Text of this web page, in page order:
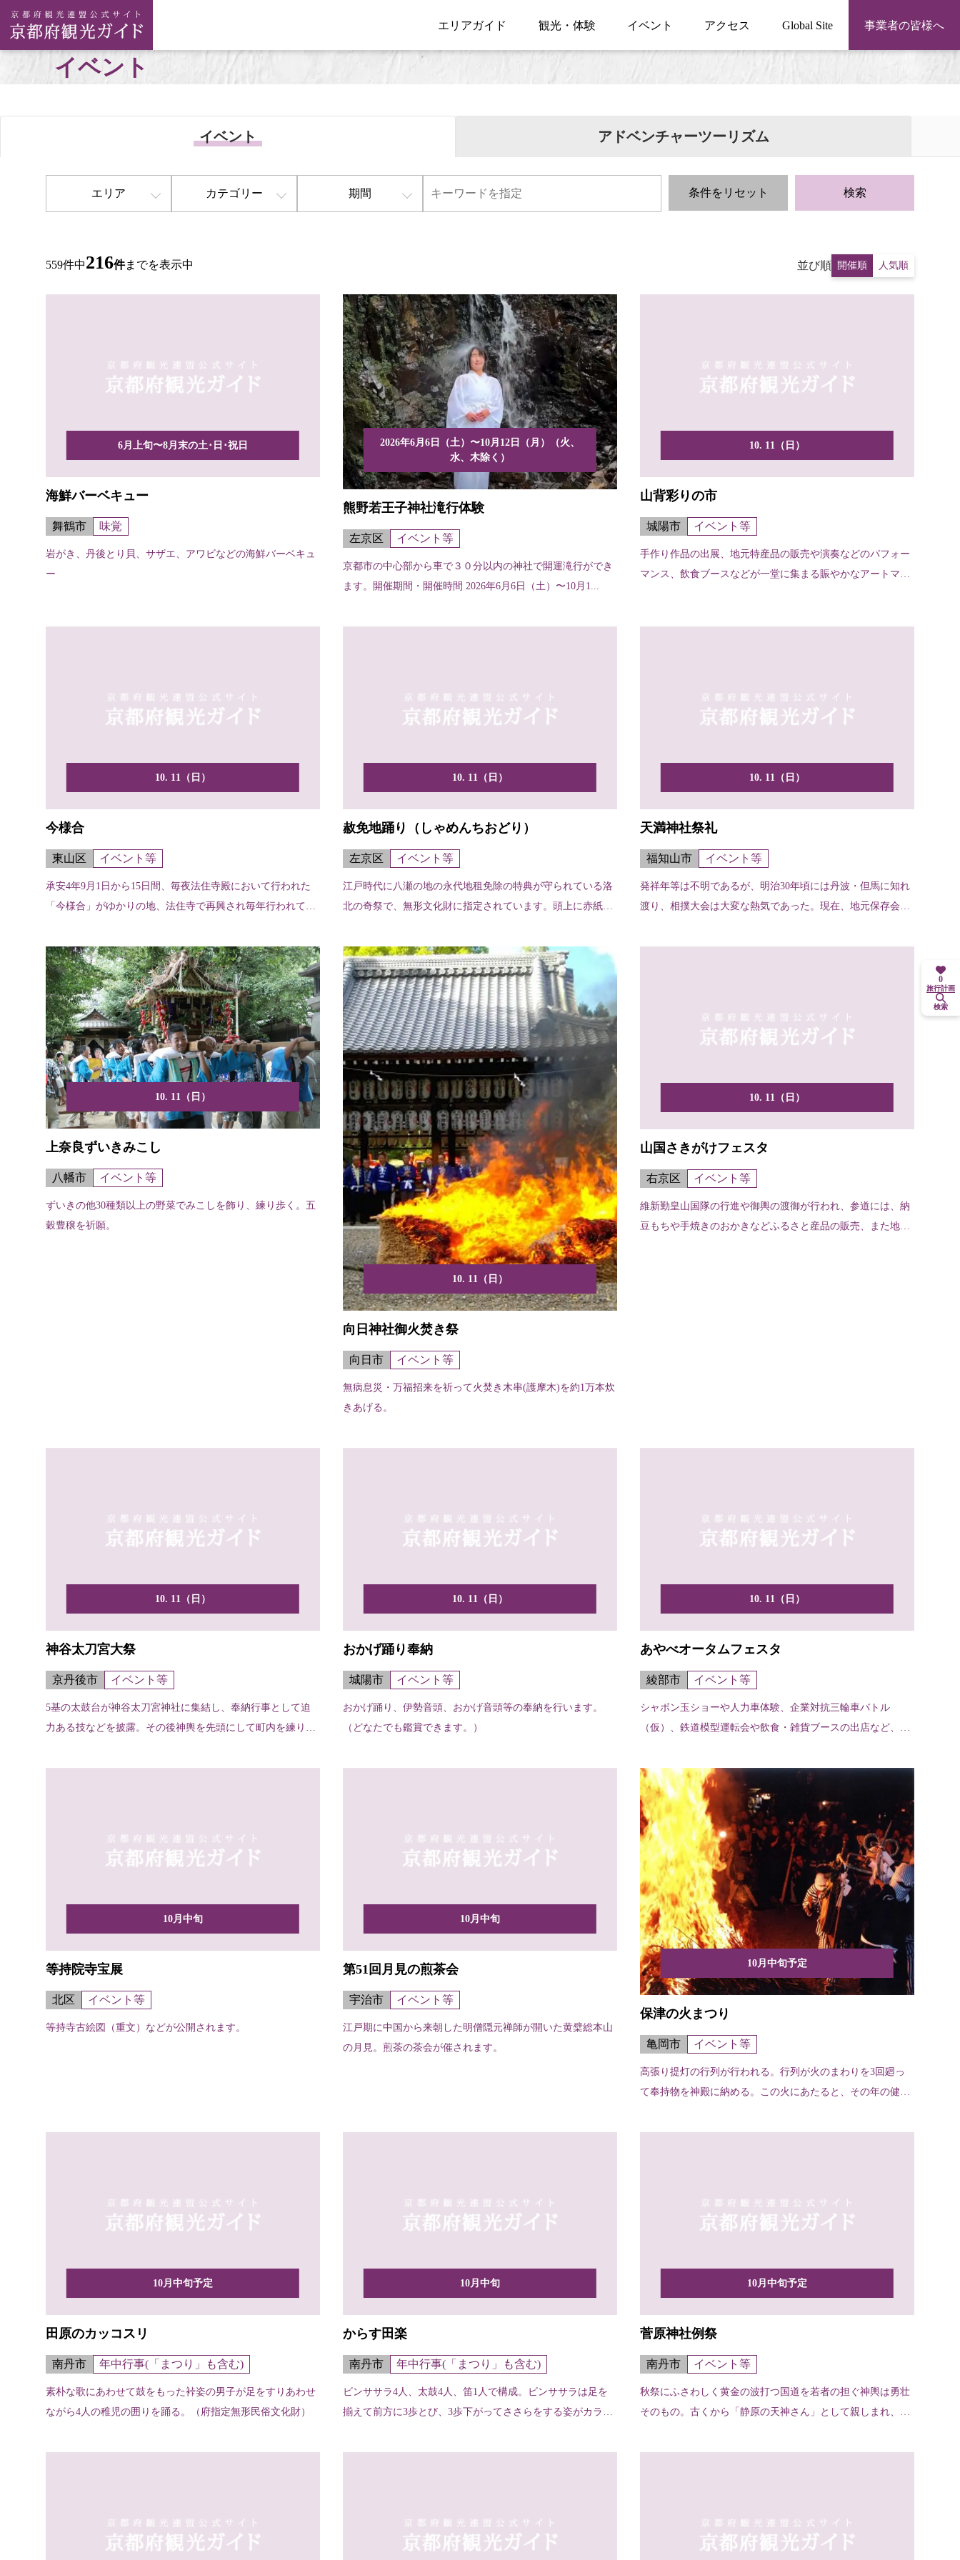
エリアガイド 観光・体験 イベント アクセス Global Site 事業者の皆様へ
イベント
イベント アドベンチャーツーリズム
エリア カテゴリー 期間 条件をリセット 検索
559件中216件までを表示中 並び順 開催順 人気順
6月上旬〜8月末の土･日･祝日
海鮮バーベキュー
舞鶴市 味覚
岩がき、丹後とり貝、サザエ、アワビなどの海鮮バーベキュ
ー
2026年6月6日（土）〜10月12日（月）（火、
水、木除く）
熊野若王子神社滝行体験
左京区 イベント等
京都市の中心部から車で３０分以内の神社で開運滝行ができ
ます。開催期間・開催時間 2026年6月6日（土）〜10月1...
10. 11（日）
山背彩りの市
城陽市 イベント等
手作り作品の出展、地元特産品の販売や演奏などのパフォー
マンス、飲食ブースなどが一堂に集まる賑やかなアートマー
10. 11（日）
今様合
東山区 イベント等
承安4年9月1日から15日間、毎夜法住寺殿において行われた
「今様合」がゆかりの地、法住寺で再興され毎年行われてい
10. 11（日）
赦免地踊り（しゃめんちおどり）
左京区 イベント等
江戸時代に八瀬の地の永代地租免除の特典が守られている洛
北の奇祭で、無形文化財に指定されています。頭上に赤紙で
10. 11（日）
天満神社祭礼
福知山市 イベント等
発祥年等は不明であるが、明治30年頃には丹波・但馬に知れ
渡り、相撲大会は大変な熱気であった。現在、地元保存会に
10. 11（日）
上奈良ずいきみこし
八幡市 イベント等
ずいきの他30種類以上の野菜でみこしを飾り、練り歩く。五
穀豊穣を祈願。
10. 11（日）
向日神社御火焚き祭
向日市 イベント等
無病息災・万福招来を祈って火焚き木串(護摩木)を約1万本炊
きあげる。
10. 11（日）
山国さきがけフェスタ
右京区 イベント等
維新勤皇山国隊の行進や御輿の渡御が行われ、参道には、納
豆もちや手焼きのおかきなどふるさと産品の販売、また地元
10. 11（日）
神谷太刀宮大祭
京丹後市 イベント等
5基の太鼓台が神谷太刀宮神社に集結し、奉納行事として迫
力ある技などを披露。その後神輿を先頭にして町内を練り歩
10. 11（日）
おかげ踊り奉納
城陽市 イベント等
おかげ踊り、伊勢音頭、おかげ音頭等の奉納を行います。
（どなたでも鑑賞できます。）
10. 11（日）
あやべオータムフェスタ
綾部市 イベント等
シャボン玉ショーや人力車体験、企業対抗三輪車バトル
（仮）、鉄道模型運転会や飲食・雑貨ブースの出店など、ス
10月中旬
等持院寺宝展
北区 イベント等
等持寺古絵図（重文）などが公開されます。
10月中旬
第51回月見の煎茶会
宇治市 イベント等
江戸期に中国から来朝した明僧隠元禅師が開いた黄檗総本山
の月見。煎茶の茶会が催されます。
10月中旬予定
保津の火まつり
亀岡市 イベント等
高張り提灯の行列が行われる。行列が火のまわりを3回廻っ
て奉持物を神殿に納める。この火にあたると、その年の健康
10月中旬予定
田原のカッコスリ
南丹市 年中行事(「まつり」も含む)
素朴な歌にあわせて鼓をもった裃姿の男子が足をすりあわせ
ながら4人の稚児の囲りを踊る。（府指定無形民俗文化財）
10月中旬
からす田楽
南丹市 年中行事(「まつり」も含む)
ビンササラ4人、太鼓4人、笛1人で構成。ビンササラは足を
揃えて前方に3歩とび、3歩下がってささらをする姿がカラス
10月中旬予定
菅原神社例祭
南丹市 イベント等
秋祭にふさわしく黄金の波打つ国道を若者の担ぐ神輿は勇壮
そのもの。古くから「静原の天神さん」として親しまれ、昔
0
旅行計画
検索